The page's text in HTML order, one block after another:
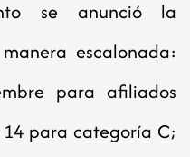
se anunció la
escalonada:
para afiliados
para categoría C;